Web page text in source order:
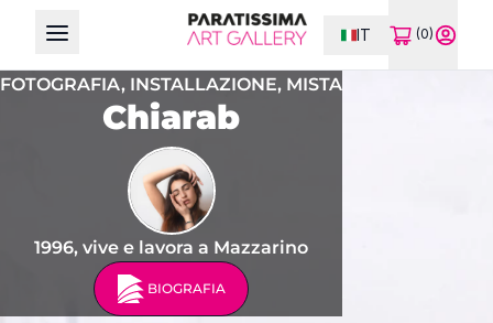
Open main menu IT (0)
FOTOGRAFIA, INSTALLAZIONE, MISTA
Chiarab
1996, vive e lavora a Mazzarino
BIOGRAFIA